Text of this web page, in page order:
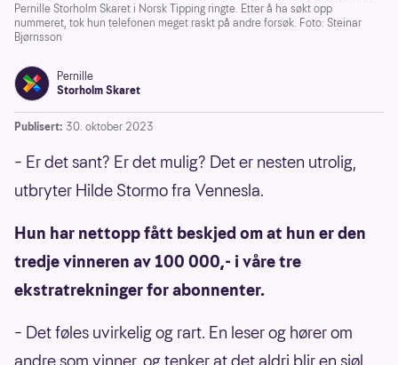
Pernille Storholm Skaret i Norsk Tipping ringte. Etter å ha søkt opp
nummeret, tok hun telefonen meget raskt på andre forsøk. Foto: Steinar
Bjørnsson
Pernille
Storholm Skaret
Publisert: 30. oktober 2023
– Er det sant? Er det mulig? Det er nesten utrolig,
utbryter Hilde Stormo fra Vennesla.
Hun har nettopp fått beskjed om at hun er den
tredje vinneren av 100 000,- i våre tre
ekstratrekninger for abonnenter.
– Det føles uvirkelig og rart. En leser og hører om